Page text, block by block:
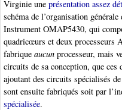
Virginie une présentation assez
schéma de l’organisation générale
Instrument OMAP5430, qui
quadricœurs et deux
fabrique aucun processeur, mais
circuits de sa conception, que
ajoutant des circuits spécialisés
sont ensuite fabriqués soit par
spécialisée.